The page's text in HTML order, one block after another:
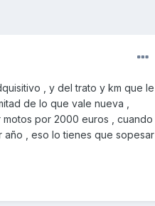
, y del trato y km que le
de lo que vale nueva ,
por 2000 euros , cuando
, eso lo tienes que sopesar